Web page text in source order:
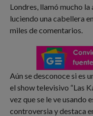
Londres, llamó mucho
luciendo una cabellera
miles de comentarios.
Aún se desconoce si es
el show televisivo “Las
vez que se le ve usando
controversia y destaca